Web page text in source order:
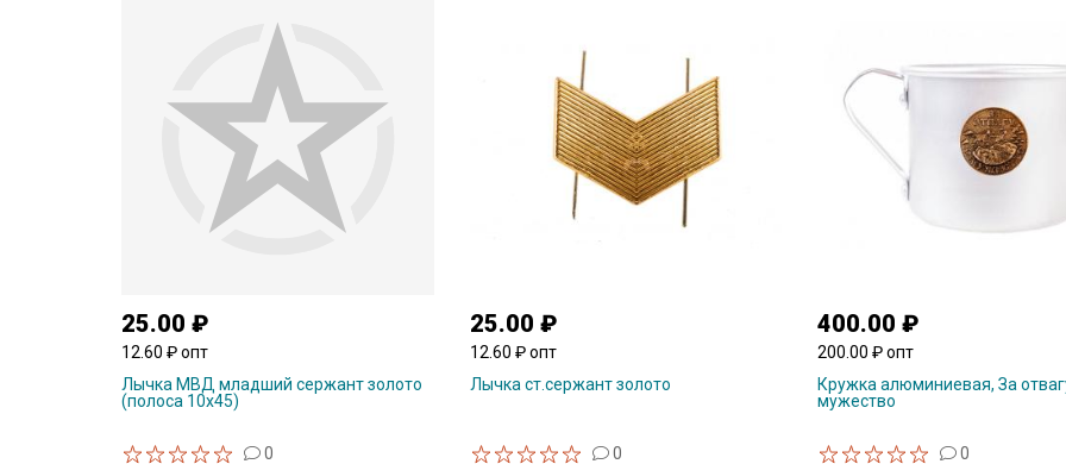
25.00 ₽
12.60 ₽ опт
Лычка МВД младший сержант золото
(полоса 10х45)
0
25.00 ₽
12.60 ₽ опт
Лычка ст.сержант золото
0
400.00 ₽
200.00 ₽ опт
Кружка алюминиевая, За
мужество
0